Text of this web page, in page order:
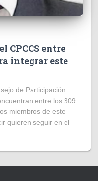
CPCCS entre
integrar este
de Participación
entre los 309
miembros de este
quieren seguir en el